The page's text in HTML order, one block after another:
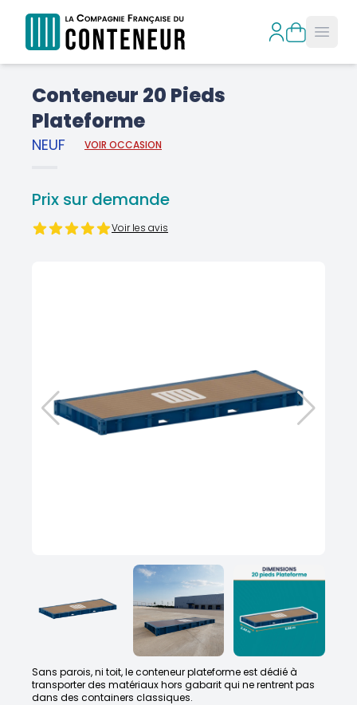
Conteneur 20 Pieds
Plateforme
NEUF VOIR OCCASION
Prix sur demande
Voir les avis
Sans parois, ni toit, le conteneur plateforme est dédié à
transporter des matériaux hors gabarit qui ne rentrent pas
dans des containers classiques.